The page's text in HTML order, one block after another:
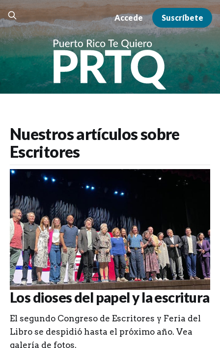
Accede Suscríbete
Nuestros artículos sobre
Escritores
Los dioses del papel y la escritura
El segundo Congreso de Escritores y Feria del
Libro se despidió hasta el próximo año. Vea
galería de fotos.